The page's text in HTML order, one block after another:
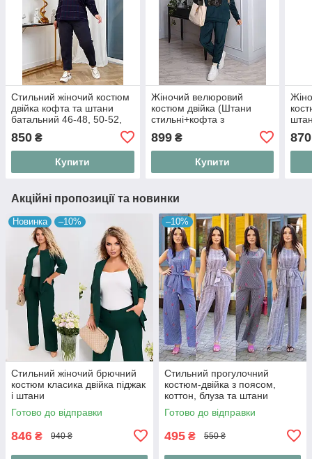
Стильний жіночий костюм
двійка кофта та штани
батальний 46-48, 50-52,
850 ₴
Купити
Жіночий велюровий
костюм двійка (Штани
стильні+кофта з
капюшоном) розміри 50-
52,54-56,58-60 (#461)
899₴
Купити
58/
870
Акційні пропозиції та новинки
Новинка –10%
Стильний жіночий брючний
костюм класика двійка піджак
і штани
Готово до відправки
846 ₴ 940 ₴
–10%
Стильний прогулочний
костюм-двійка з поясом,
коттон, блуза та штани
Готово до відправки
495 ₴ 550 ₴